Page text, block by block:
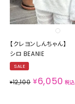
【クレヨンしんちゃん】
シロ BEANIE
SALE
¥12,100 ¥6,050 税込